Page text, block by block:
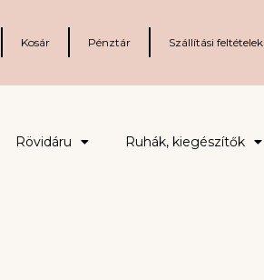
Kosár Pénztár Szállítási feltételek
Rövidáru Ruhák, kiegészítők